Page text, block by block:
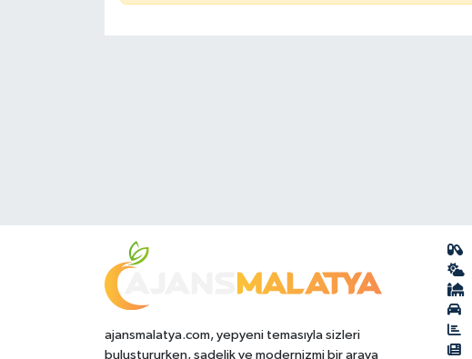
ajansmalatya.com, yepyeni temasıyla sizleri
buluştururken, sadelik ve modernizmi bir araya